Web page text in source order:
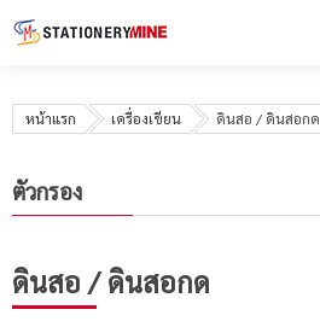
หน้าแรก เครื่องเขียน ดินสอ / ดินสอกด
ดินสอ / ดินสอกด
ตัวกรอง